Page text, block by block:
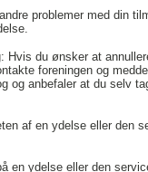
problemer med din
du ønsker at
foreningen og
og anbefaler at du selv
af en ydelse eller den
en ydelse eller den